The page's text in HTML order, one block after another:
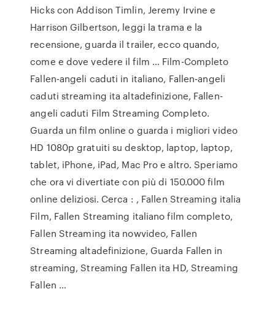
Hicks con Addison Timlin, Jeremy Irvine e
Harrison Gilbertson, leggi la trama e la
recensione, guarda il trailer, ecco quando,
come e dove vedere il film … Film-Completo
Fallen-angeli caduti in italiano, Fallen-angeli
caduti streaming ita altadefinizione, Fallen-
angeli caduti Film Streaming Completo.
Guarda un film online o guarda i migliori video
HD 1080p gratuiti su desktop, laptop, laptop,
tablet, iPhone, iPad, Mac Pro e altro. Speriamo
che ora vi divertiate con più di 150.000 film
online deliziosi. Cerca : , Fallen Streaming italia
Film, Fallen Streaming italiano film completo,
Fallen Streaming ita nowvideo, Fallen
Streaming altadefinizione, Guarda Fallen in
streaming, Streaming Fallen ita HD, Streaming
Fallen …